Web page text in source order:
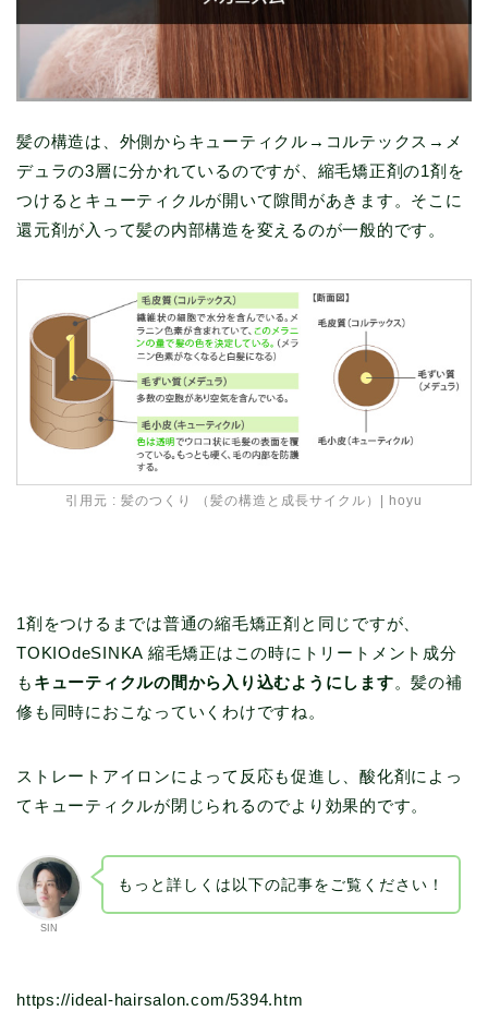
髪の構造は、外側からキューティクル→コルテックス→メ
デュラの3層に分かれているのですが、縮毛矯正剤の1剤を
つけるとキューティクルが開いて隙間があきます。そこに
還元剤が入って髪の内部構造を変えるのが一般的です。
引用元 : 髪のつくり （髪の構造と成長サイクル）| hoyu
1剤をつけるまでは普通の縮毛矯正剤と同じですが、
TOKIOdeSINKA 縮毛矯正はこの時にトリートメント成分
も キューティクルの間から入り込むようにします。髪の補
修も同時におこなっていくわけですね。
ストレートアイロンによって反応も促進し、酸化剤によっ
てキューティクルが閉じられるのでより効果的です。
SIN
もっと詳しくは以下の記事をご覧ください！
https://ideal-hairsalon.com/5394.htm